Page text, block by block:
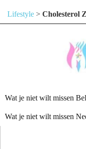
Lifestyle> Cholesterol
Wat je niet wilt missen
Wat je niet wilt missen